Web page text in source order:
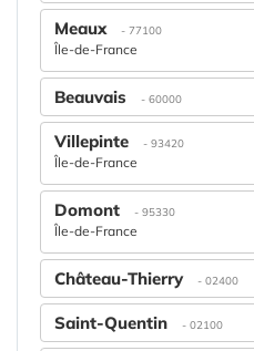
Meaux - 77100
Île-de-France
Beauvais - 60000
Villepinte - 93420
Île-de-France
Domont - 95330
Île-de-France
Château-Thierry - 02400
Saint-Quentin - 02100